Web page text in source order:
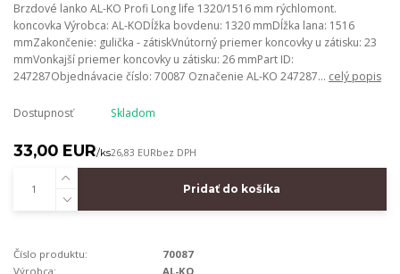
Brzdové lanko AL-KO Profi Long life 1320/1516 mm rýchlomont.
koncovka Výrobca: AL-KODĺžka bovdenu: 1320 mmDĺžka lana: 1516
mmZakončenie: gulička - zátiskVnútorný priemer koncovky u zátisku: 23
mmVonkajší priemer koncovky u zátisku: 26 mmPart ID:
247287Objednávacie číslo: 70087 Označenie AL-KO 247287... celý popis
Dostupnosť Skladom
33,00 EUR/ks26,83 EURbez DPH
Pridať do košíka
Číslo produktu:
70087
Výrobca:
AL-KO